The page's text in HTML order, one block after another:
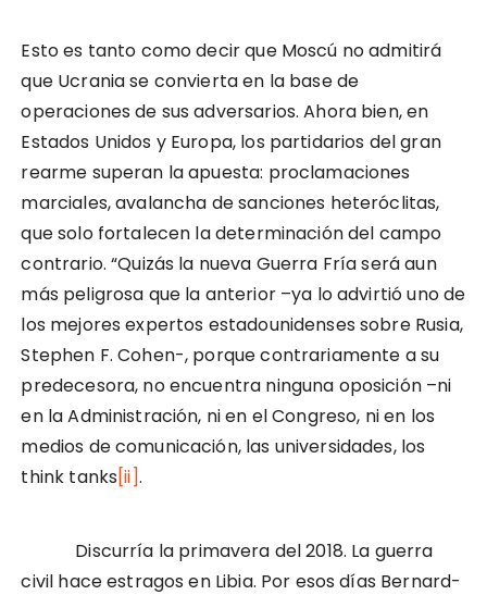
Esto es tanto como decir que Moscú no admitirá
que Ucrania se convierta en la base de
operaciones de sus adversarios. Ahora bien, en
Estados Unidos y Europa, los partidarios del gran
rearme superan la apuesta: proclamaciones
marciales, avalancha de sanciones heteróclitas,
que solo fortalecen la determinación del campo
contrario. “Quizás la nueva Guerra Fría será aun
más peligrosa que la anterior –ya lo advirtió uno de
los mejores expertos estadounidenses sobre Rusia,
Stephen F. Cohen-, porque contrariamente a su
predecesora, no encuentra ninguna oposición –ni
en la Administración, ni en el Congreso, ni en los
medios de comunicación, las universidades, los
think tanks[ii].
Discurría la primavera del 2018. La guerra
civil hace estragos en Libia. Por esos días Bernard-